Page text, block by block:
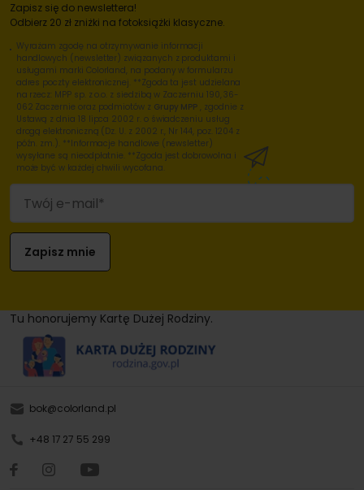
Zapisz się do newslettera!
Odbierz 20 zł zniżki na fotoksiążki klasyczne.
Wyrażam zgodę na otrzymywanie informacji
handlowych (newsletter) związanych z produktami i
usługami marki Colorland, na podany w formularzu
adres poczty elektronicznej. **Zgoda ta jest udzielana
na rzecz: MPP sp. z o.o. z siedzibą w Zaczerniu 190, 36-
062 Zaczernie oraz podmiotów z Grupy MPP , zgodnie z
Ustawą z dnia 18 lipca 2002 r. o świadczeniu usług
drogą elektroniczną (Dz. U. z 2002 r., Nr 144, poz. 1204 z
późn. zm.). **Informacje handlowe (newsletter)
wysyłane są nieodpłatnie. **Zgoda jest dobrowolna i
może być w każdej chwili wycofana.
Tu honorujemy Kartę Dużej Rodziny.
bok@colorland.pl
+48 17 27 55 299